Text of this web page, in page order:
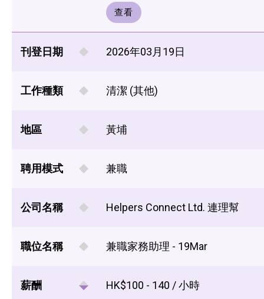
查看
刊登日期 2026年03月19日
工作種類 清潔 (其他)
地區 黃埔
聘用模式 兼職
公司名稱 Helpers Connect Ltd. 連理幫
職位名稱 兼職家務助理 - 19Mar
薪酬 HK$100 - 140 / 小時